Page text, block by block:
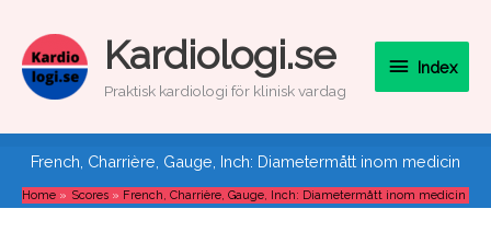
content
Kardiologi.se
Praktisk kardiologi för klinisk vardag
Index
Index
French, Charrière, Gauge, Inch: Diametermått inom medicin
Home Scores French, Charrière, Gauge, Inch: Diametermått inom medicin